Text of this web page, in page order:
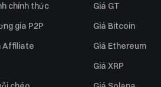
chính thức
gia P2P
Affiliate
Giá GT
Giá Bitcoin
Giá Ethereum
Giá XRP